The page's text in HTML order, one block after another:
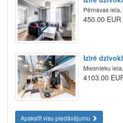
Pērnavas
450.00 EUR
Izīrē
Miesnieku
4103.00
Apskatīt visu piedāvājumu